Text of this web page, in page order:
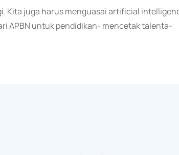
Kita juga harus menguasai artificial
APBN untuk pendidikan- mencetak talenta-